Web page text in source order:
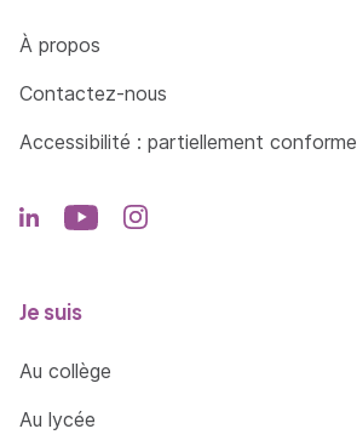
Côté Formations
À propos
Contactez-nous
Accessibilité : partiellement conforme
Je suis
Au collège
Au lycée